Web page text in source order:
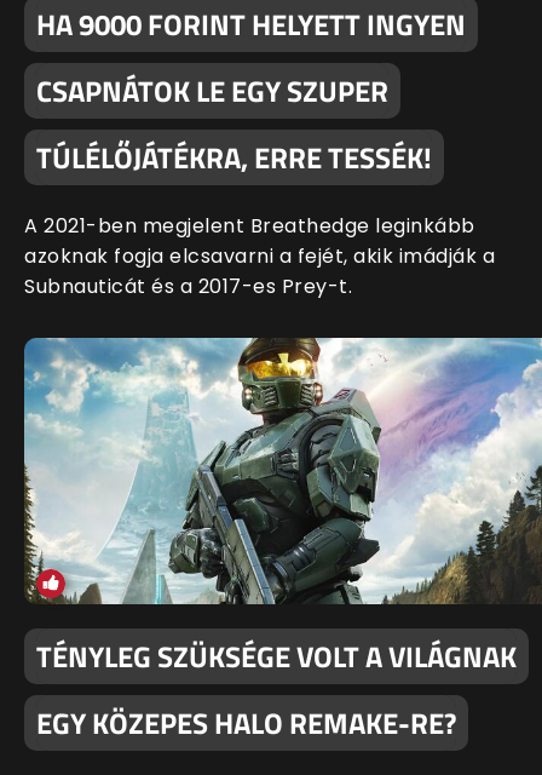
HA 9000 FORINT HELYETT INGYEN
CSAPNÁTOK LE EGY SZUPER
TÚLÉLŐJÁTÉKRA, ERRE TESSÉK!
A 2021-ben megjelent Breathedge leginkább
azoknak fogja elcsavarni a fejét, akik imádják a
Subnauticát és a 2017-es Prey-t.
TÉNYLEG SZÜKSÉGE VOLT A VILÁGNAK
EGY KÖZEPES HALO REMAKE-RE?